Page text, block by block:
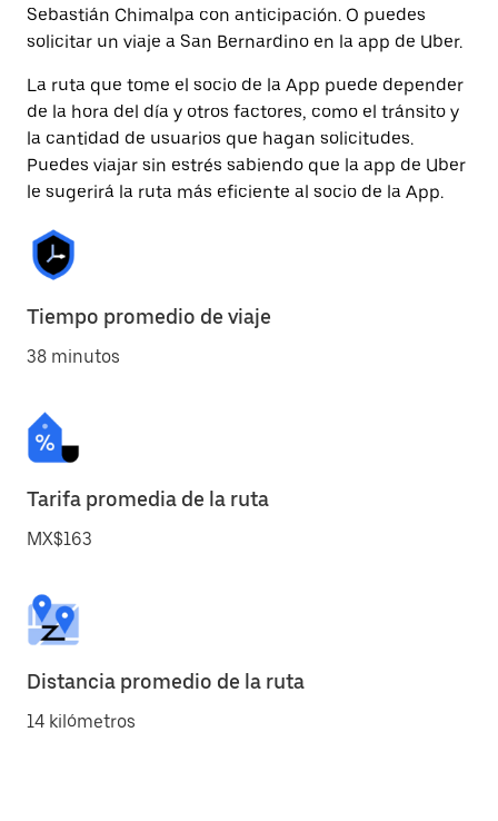
Sebastián Chimalpa con anticipación. O puedes
solicitar un viaje a San Bernardino en la app de Uber.
La ruta que tome el socio de la App puede depender
de la hora del día y otros factores, como el tránsito y
la cantidad de usuarios que hagan solicitudes.
Puedes viajar sin estrés sabiendo que la app de Uber
le sugerirá la ruta más eficiente al socio de la App.
Tiempo promedio de viaje
38 minutos
Tarifa promedia de la ruta
MX$163
Distancia promedio de la ruta
14 kilómetros